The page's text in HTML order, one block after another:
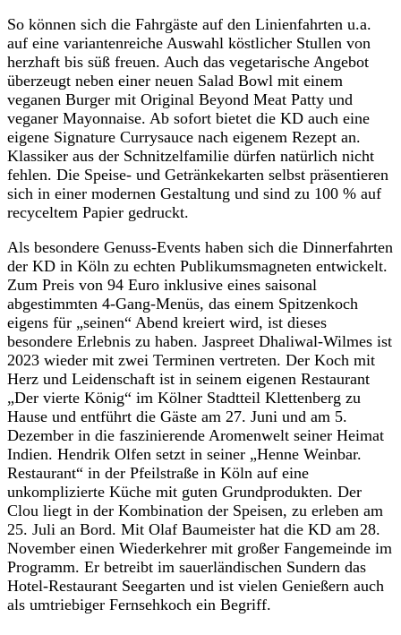
So können sich die Fahrgäste auf den Linienfahrten u.a.
auf eine variantenreiche Auswahl köstlicher Stullen von
herzhaft bis süß freuen. Auch das vegetarische Angebot
überzeugt neben einer neuen Salad Bowl mit einem
veganen Burger mit Original Beyond Meat Patty und
veganer Mayonnaise. Ab sofort bietet die KD auch eine
eigene Signature Currysauce nach eigenem Rezept an.
Klassiker aus der Schnitzelfamilie dürfen natürlich nicht
fehlen. Die Speise- und Getränkekarten selbst präsentieren
sich in einer modernen Gestaltung und sind zu 100 % auf
recyceltem Papier gedruckt.
Als besondere Genuss-Events haben sich die Dinnerfahrten
der KD in Köln zu echten Publikumsmagneten entwickelt.
Zum Preis von 94 Euro inklusive eines saisonal
abgestimmten 4-Gang-Menüs, das einem Spitzenkoch
eigens für „seinen“ Abend kreiert wird, ist dieses
besondere Erlebnis zu haben. Jaspreet Dhaliwal-Wilmes ist
2023 wieder mit zwei Terminen vertreten. Der Koch mit
Herz und Leidenschaft ist in seinem eigenen Restaurant
„Der vierte König“ im Kölner Stadtteil Klettenberg zu
Hause und entführt die Gäste am 27. Juni und am 5.
Dezember in die faszinierende Aromenwelt seiner Heimat
Indien. Hendrik Olfen setzt in seiner „Henne Weinbar.
Restaurant“ in der Pfeilstraße in Köln auf eine
unkomplizierte Küche mit guten Grundprodukten. Der
Clou liegt in der Kombination der Speisen, zu erleben am
25. Juli an Bord. Mit Olaf Baumeister hat die KD am 28.
November einen Wiederkehrer mit großer Fangemeinde im
Programm. Er betreibt im sauerländischen Sundern das
Hotel-Restaurant Seegarten und ist vielen Genießern auch
als umtriebiger Fernsehkoch ein Begriff.